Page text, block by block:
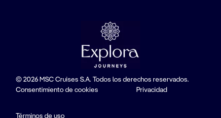
© 2026 MSC Cruises S.A. Todos los derechos reservados.
Consentimiento de cookies
Privacidad
Términos de uso